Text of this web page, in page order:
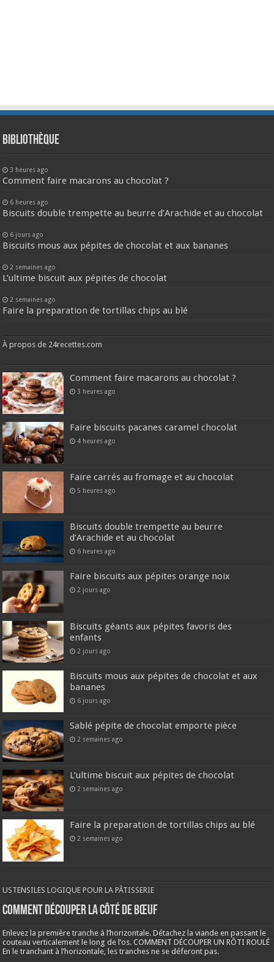
Bibliothèque
3 heures ago
Comment faire macarons au chocolat ?
6 heures ago
Biscuits double trempette au beurre d’Arachide et au chocolat
6 jours ago
Biscuits mous aux pépites de chocolat et aux bananes
2 semaines ago
L’ultime biscuit aux pépites de chocolat
2 semaines ago
Faire la preparation de tortillas chips au blé
À propos de 24recettes.com
Comment faire macarons au chocolat ?
3 heures ago
Faire biscuits pacanes caramel chocolat
4 heures ago
Faire carrés au fromage et au chocolat
5 heures ago
Biscuits double trempette au beurre
d’Arachide et au chocolat
6 heures ago
Faire biscuits aux pépites orange noix
2 jours ago
Biscuits géants aux pépites favoris des
enfants
2 jours ago
Biscuits mous aux pépites de chocolat et aux
bananes
6 jours ago
Sablé pépite de chocolat emporte pièce
2 semaines ago
L’ultime biscuit aux pépites de chocolat
2 semaines ago
Faire la preparation de tortillas chips au blé
2 semaines ago
USTENSILES LOGIQUE POUR LA PÂTISSERIE
COMMENT DÉCOUPER LA CÔTÉ DE BŒUF
Enlevez la première tranche à l’horizontale. Détachez la viande en passant le
couteau verticalement le long de l’os. COMMENT DÉCOUPER UN RÔTI ROULÉ
En le tranchant à l’horizontale, les tranches ne se déferont pas.